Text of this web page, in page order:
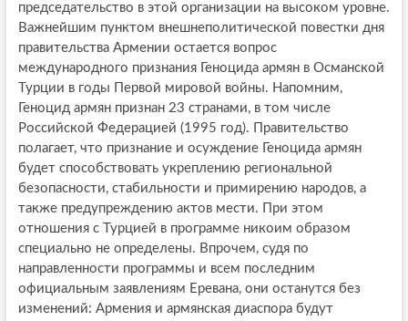
председательство в этой организации на высоком уровне.
Важнейшим пунктом внешнеполитической повестки дня
правительства Армении остается вопрос
международного признания Геноцида армян в Османской
Турции в годы Первой мировой войны. Напомним,
Геноцид армян признан 23 странами, в том числе
Российской Федерацией (1995 год). Правительство
полагает, что признание и осуждение Геноцида армян
будет способствовать укреплению региональной
безопасности, стабильности и примирению народов, а
также предупреждению актов мести. При этом
отношения с Турцией в программе никоим образом
специально не определены. Впрочем, судя по
направленности программы и всем последним
официальным заявлениям Еревана, они останутся без
изменений: Армения и армянская диаспора будут